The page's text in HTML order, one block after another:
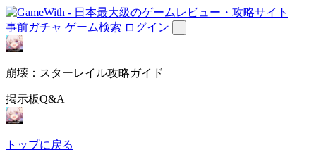
事前ガチャ ゲーム検索 ログイン
崩壊：スターレイル攻略ガイド
掲示板Q&A
トップに戻る